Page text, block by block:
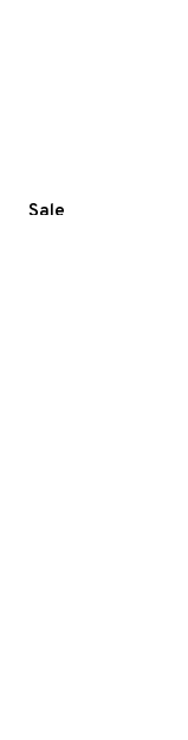
Sale